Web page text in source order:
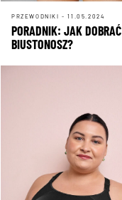
PRZEWODNIKI - 11.05.2024
PORADNIK: JAK DOBRAĆ
BIUSTONOSZ?